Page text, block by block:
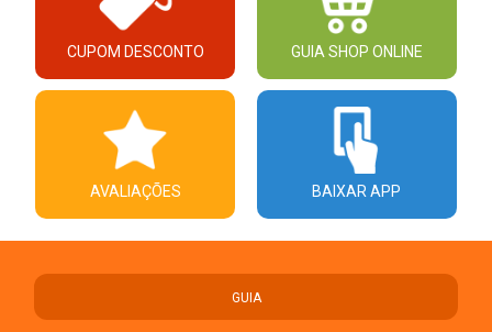
CUPOM DESCONTO GUIA SHOP ONLINE
AVALIAÇÕES BAIXAR APP
GUIA